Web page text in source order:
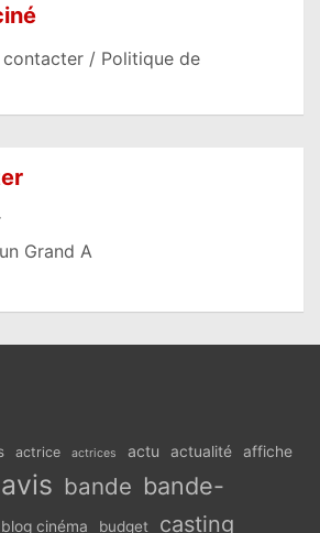
/ Politique de
Grand A
actrice actrices actu actualité affiche
avis bande bande-
blog cinéma budget casting